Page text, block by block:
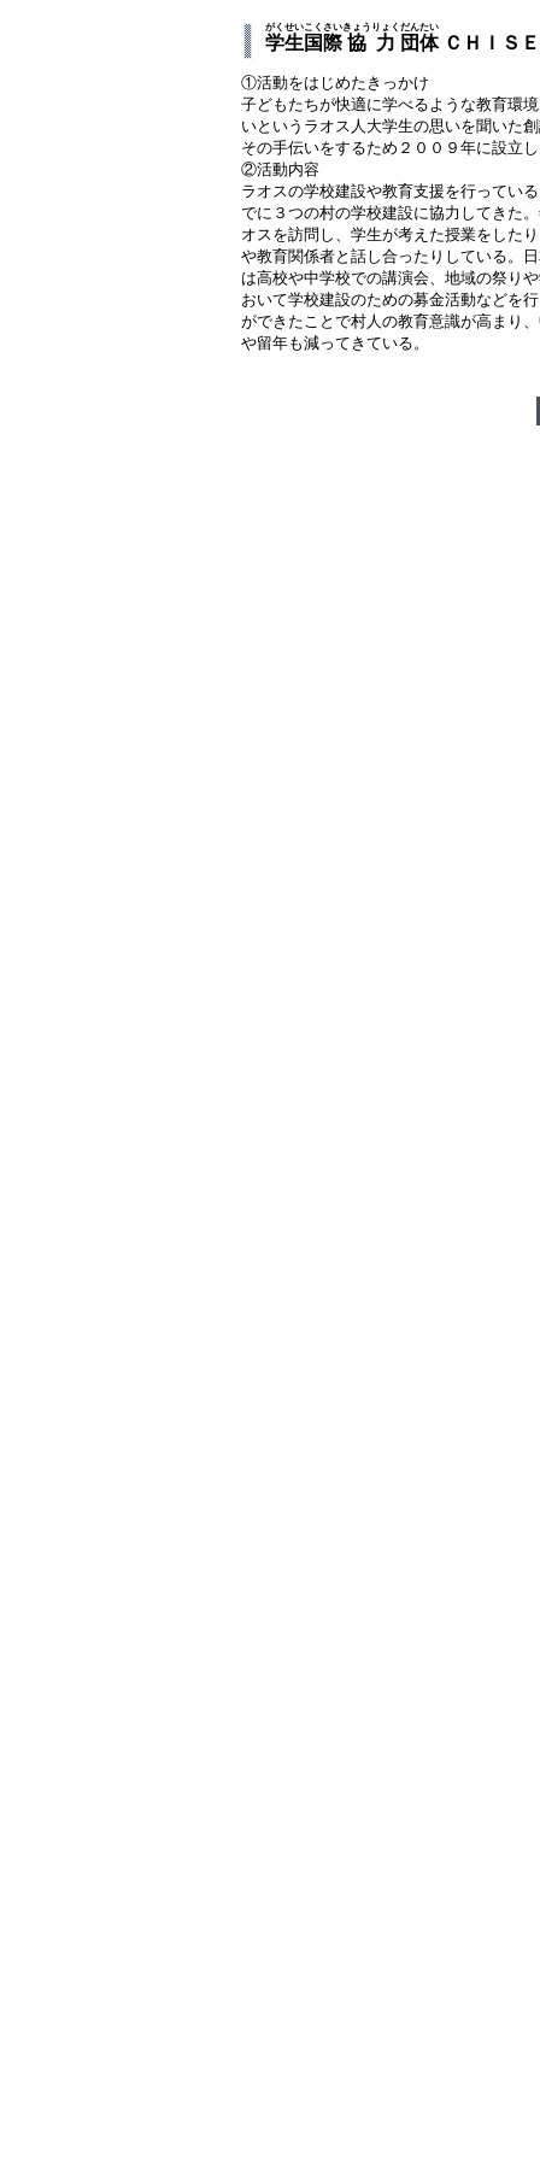
学生
がくせい
国際
こくさい
協力
きょうりょく
団体
だんたい
ＣＨＩＳＥ
①活動をはじめたきっかけ
子どもたちが快適に学べるような教育環
いというラオス人大学生の思いを聞いた
その手伝いをするため２００９年に設立
②活動内容
ラオスの学校建設や教育支援を行ってい
でに３つの村の学校建設に協力してきた
オスを訪問し、学生が考えた授業をした
や教育関係者と話し合ったりしている。
は高校や中学校での講演会、地域の祭り
おいて学校建設のための募金活動などを
ができたことで村人の教育意識が高まり
や留年も減ってきている。